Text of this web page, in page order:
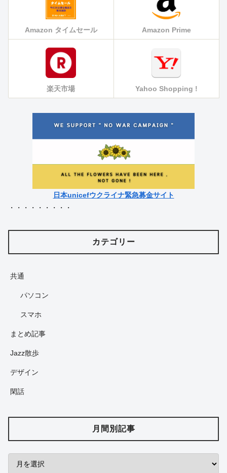
Amazon タイムセール Amazon Prime
楽天市場 Yahoo Shopping !
日本unicefウクライナ緊急募金サイト
・・・・・・・・・
カテゴリー
共通
パソコン
スマホ
まとめ記事
Jazz散歩
デザイン
閑話
月間別記事